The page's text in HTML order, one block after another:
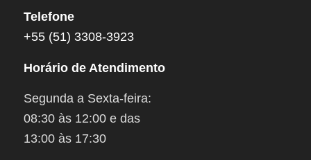
Telefone
+55 (51) 3308-3923
Horário de Atendimento
Segunda a Sexta-feira:
08:30 às 12:00 e das
13:00 às 17:30